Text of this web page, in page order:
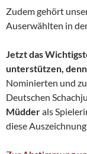
Zudem gehört
Auserwählten in
Jetzt das
unterstützen,
Nominierten und
Deutschen
Müdderals
diese